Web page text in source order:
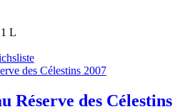
L
Réserve des Célestins